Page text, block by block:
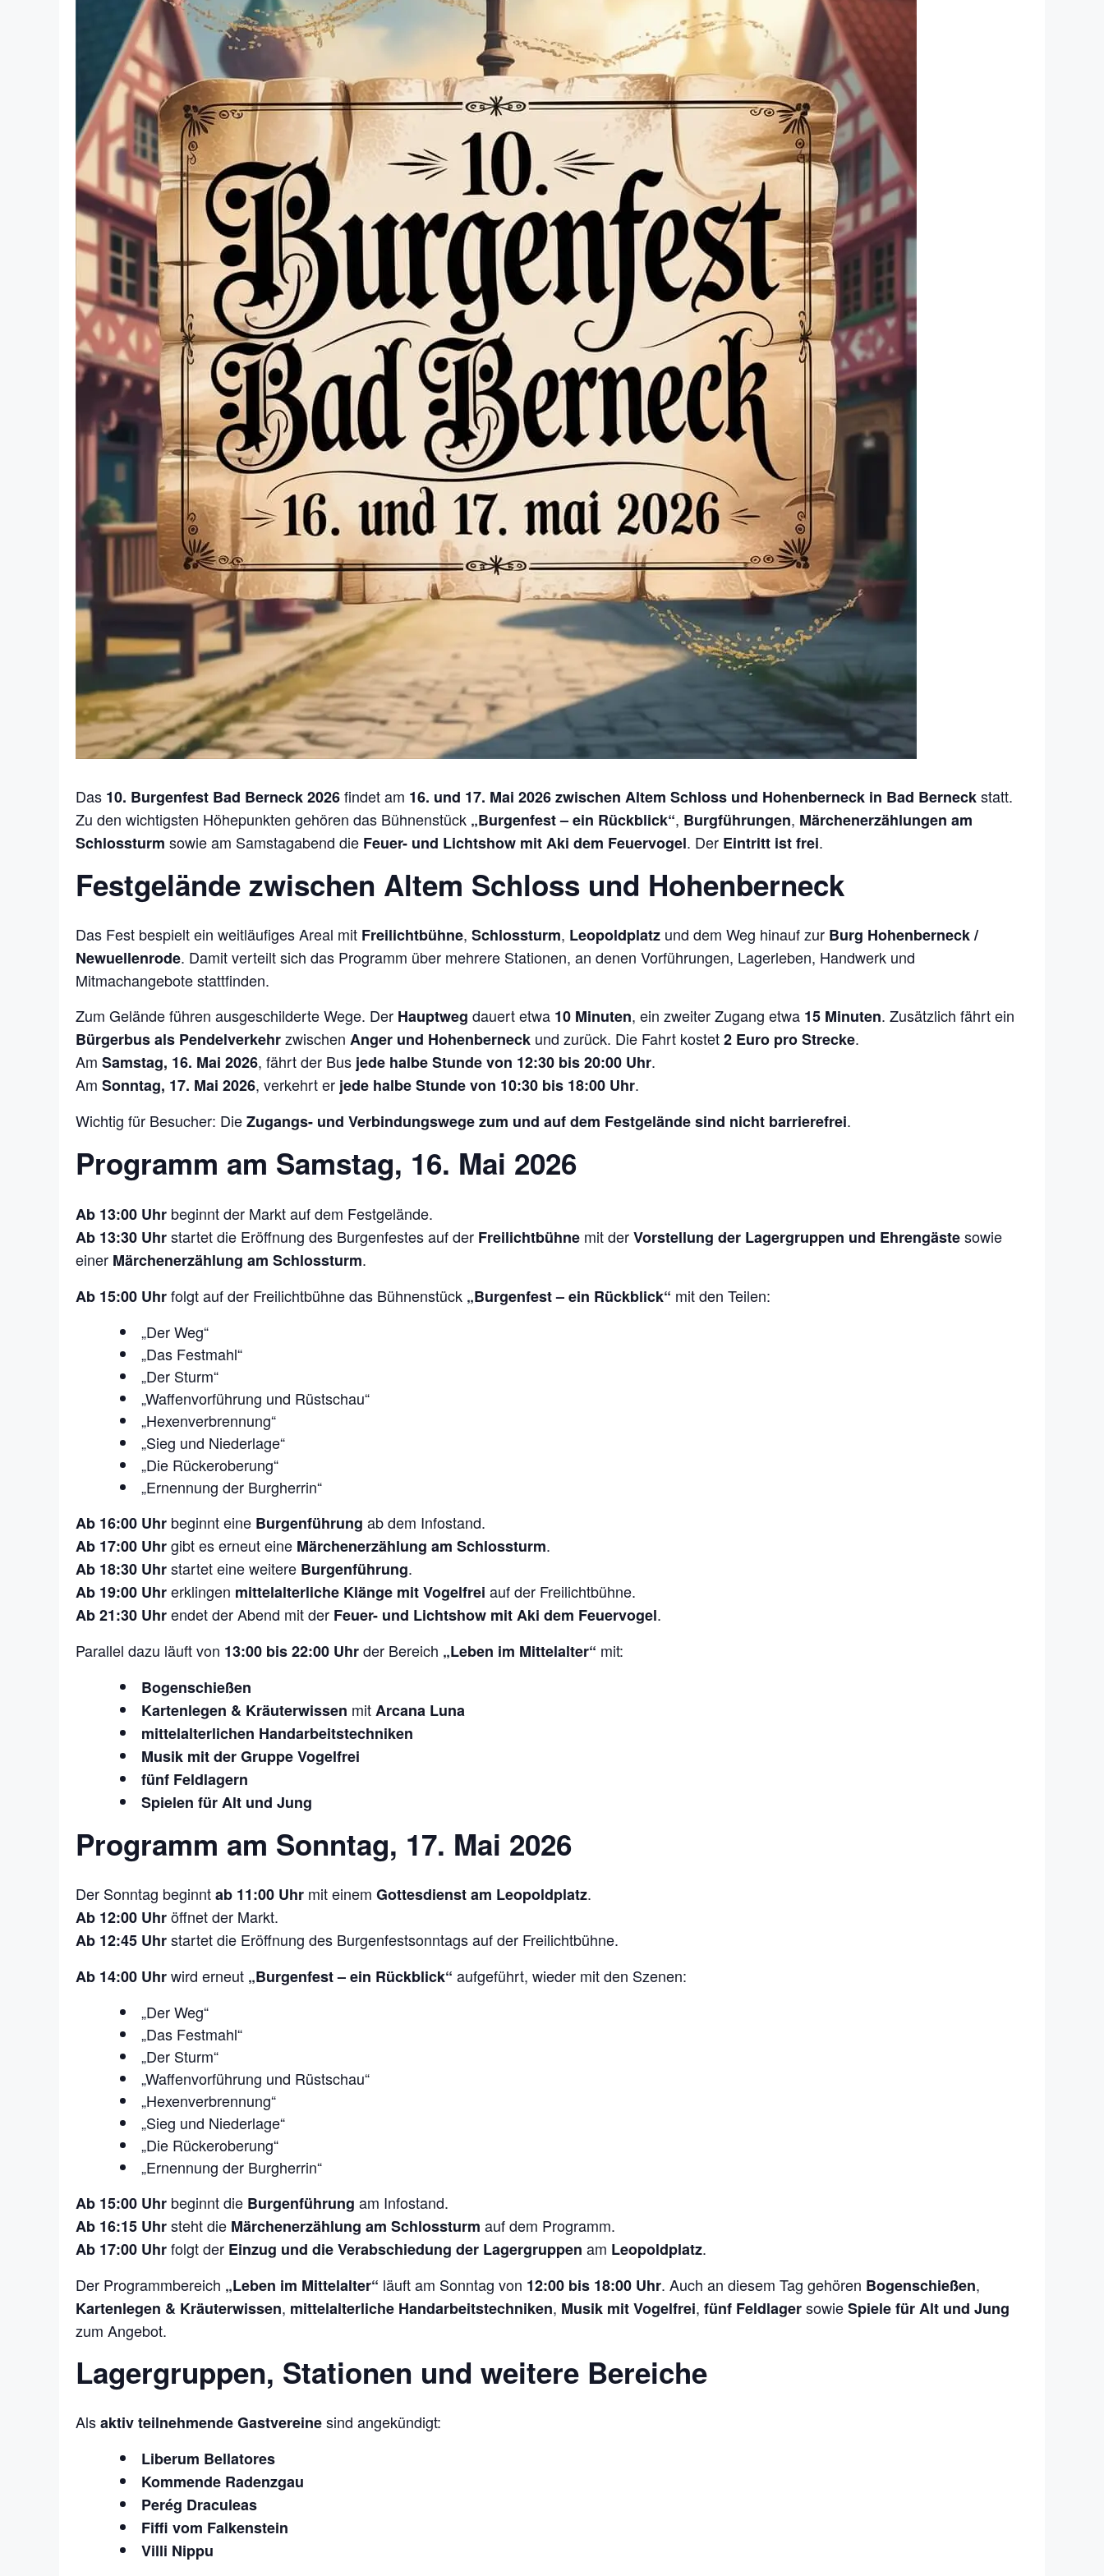
Das 10. Burgenfest Bad Berneck 2026findet am 16. und 17. Mai 2026zwischen Altem Schloss und Hohenberneck in Bad Berneckstatt.
Zu den wichtigsten Höhepunkten gehören das Bühnenstück „Burgenfest – ein Rückblick“, Burgführungen, Märchenerzählungen am
Schlossturm sowie am Samstagabend die Feuer- und Lichtshow mit Aki dem Feuervogel. Der Eintritt ist frei.
Festgelände zwischen Altem Schloss und Hohenberneck
Das Fest bespielt ein weitläufiges Areal mit Freilichtbühne, Schlossturm, Leopoldplatz und dem Weg hinauf zur Burg Hohenberneck /
Newuellenrode. Damit verteilt sich das Programm über mehrere Stationen, an denen Vorführungen, Lagerleben, Handwerk und
Mitmachangebote stattfinden.
Zum Gelände führen ausgeschilderte Wege. Der Hauptweg dauert etwa 10 Minuten, ein zweiter Zugang etwa 15 Minuten. Zusätzlich fährt ein
Bürgerbus als Pendelverkehrzwischen Anger und Hohenberneck und zurück. Die Fahrt kostet2 Euro pro Strecke.
Am Samstag, 16. Mai 2026, fährt der Bus jede halbe Stunde von 12:30 bis 20:00 Uhr.
Am Sonntag, 17. Mai 2026, verkehrt er jede halbe Stunde von 10:30 bis 18:00 Uhr.
Wichtig für Besucher: DieZugangs- und Verbindungswege zum und auf dem Festgelände sind nicht barrierefrei.
Programm am Samstag, 16. Mai 2026
Ab 13:00 Uhr beginnt der Markt auf dem Festgelände.
Ab 13:30 Uhrstartet die Eröffnung des Burgenfestes auf der Freilichtbühne mit derVorstellung der Lagergruppen und Ehrengästesowie
einer Märchenerzählung am Schlossturm.
Ab 15:00 Uhrfolgt auf der Freilichtbühne das Bühnenstück „Burgenfest – ein Rückblick“ mit den Teilen:
„Der Weg“
„Das Festmahl“
„Der Sturm“
„Waffenvorführung und Rüstschau“
„Hexenverbrennung“
„Sieg und Niederlage“
„Die Rückeroberung“
„Ernennung der Burgherrin“
Ab 16:00 Uhr beginnt eine Burgenführung ab dem Infostand.
Ab 17:00 Uhrgibt es erneut eine Märchenerzählung am Schlossturm.
Ab 18:30 Uhrstartet eine weitere Burgenführung.
Ab 19:00 Uhrerklingen mittelalterliche Klänge mit Vogelfrei auf der Freilichtbühne.
Ab 21:30 Uhrendet der Abend mit der Feuer- und Lichtshow mit Aki dem Feuervogel.
Parallel dazu läuft von 13:00 bis 22:00 Uhrder Bereich „Leben im Mittelalter“ mit:
Bogenschießen
Kartenlegen & Kräuterwissen mitArcana Luna
mittelalterlichen Handarbeitstechniken
Musik mit der Gruppe Vogelfrei
fünf Feldlagern
Spielen für Alt und Jung
Programm am Sonntag, 17. Mai 2026
Der Sonntag beginntab 11:00 Uhr mit einem Gottesdienst am Leopoldplatz.
Ab 12:00 Uhröffnet der Markt.
Ab 12:45 Uhrstartet die Eröffnung des Burgenfestsonntags auf der Freilichtbühne.
Ab 14:00 Uhrwird erneut „Burgenfest – ein Rückblick“ aufgeführt, wieder mit den Szenen:
„Der Weg“
„Das Festmahl“
„Der Sturm“
„Waffenvorführung und Rüstschau“
„Hexenverbrennung“
„Sieg und Niederlage“
„Die Rückeroberung“
„Ernennung der Burgherrin“
Ab 15:00 Uhr beginnt die Burgenführung am Infostand.
Ab 16:15 Uhrsteht die Märchenerzählung am Schlossturm auf dem Programm.
Ab 17:00 Uhrfolgt der Einzug und die Verabschiedung der Lagergruppen am Leopoldplatz.
Der Programmbereich „Leben im Mittelalter“ läuft am Sonntag von 12:00 bis 18:00 Uhr. Auch an diesem Tag gehören Bogenschießen,
Kartenlegen & Kräuterwissen, mittelalterliche Handarbeitstechniken, Musik mit Vogelfrei, fünf FeldlagersowieSpiele für Alt und Jung
zum Angebot.
Lagergruppen, Stationen und weitere Bereiche
Alsaktiv teilnehmende Gastvereinesind angekündigt:
Liberum Bellatores
Kommende Radenzgau
Perég Draculeas
Fiffi vom Falkenstein
Villi Nippu